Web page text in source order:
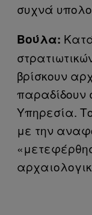
συχνά
Βούλα:
βρίσκουν
παραδίδουν
Υπηρεσία.
με την